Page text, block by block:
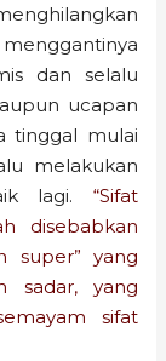
dan selalu
ucapan
tinggal mulai
melakukan
lagi. “Sifat
disebabkan
super” yang
sadar, yang
sifat